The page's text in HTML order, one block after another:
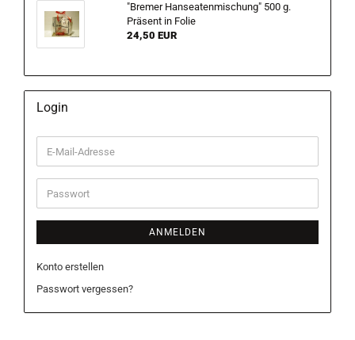
"Bremer Hanseatenmischung" 500 g.
Präsent in Folie
24,50 EUR
Login
E-
Mail-
Adresse
Passwort
ANMELDEN
Konto erstellen
Passwort vergessen?